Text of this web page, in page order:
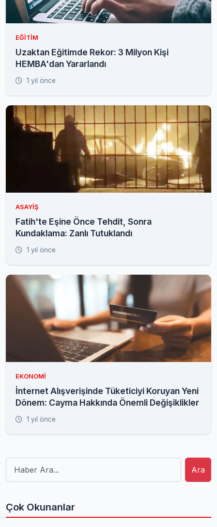
EĞITIM
Uzaktan Eğitimde Rekor: 3 Milyon Kişi
HEMBA'dan Yararlandı
1 yıl önce
ASAYIŞ
Fatih'te Eşine Önce Tehdit, Sonra
Kundaklama: Zanlı Tutuklandı
1 yıl önce
EKONOMI
İnternet Alışverişinde Tüketiciyi Koruyan Yeni
Dönem: Cayma Hakkında Önemli Değişiklikler
1 yıl önce
Ara
Çok Okunanlar